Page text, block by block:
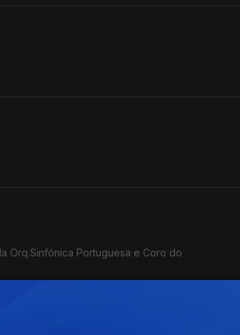
Orq.Sinfónica Portuguesa e Coro do